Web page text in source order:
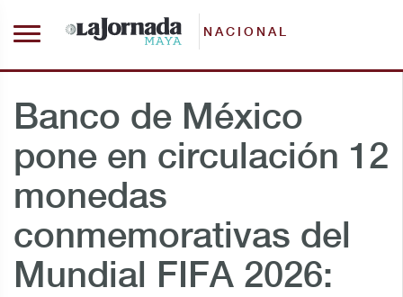
NACIONAL
Banco de México
pone en circulación 12
monedas
conmemorativas del
Mundial FIFA 2026: